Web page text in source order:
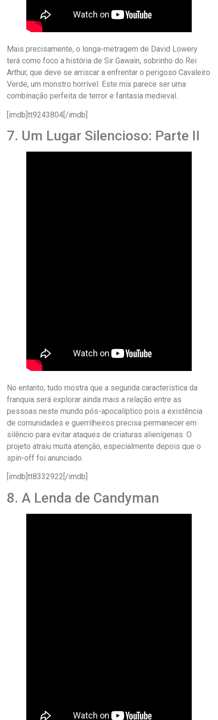
Mais precisamente, o longa-metragem de David Lowery
terá como foco a história de Sir Gawain, sobrinho do Rei
Arthur, que deve se arriscar a enfrentar o perigoso Cavaleiro
Verde, um monstro horrível. Este mix parece ser uma
combinação perfeita de terror e fantasia medieval.
[imdb]tt9243804[/imdb]
7. Um Lugar Silencioso: Parte II
No entanto, tudo mostra que a segunda característica da
franquia será explorar ainda mais a relação entre as
pessoas neste mundo pós-apocalíptico pois a existência
de comunidades e guerrilheiros precisa permanecer em
silêncio para evitar ataques de criaturas alienígenas. O
projeto atraiu muita atenção, especialmente depois que o
spin-off foi anunciado.
[imdb]tt8332922[/imdb]
8. A Lenda de Candyman